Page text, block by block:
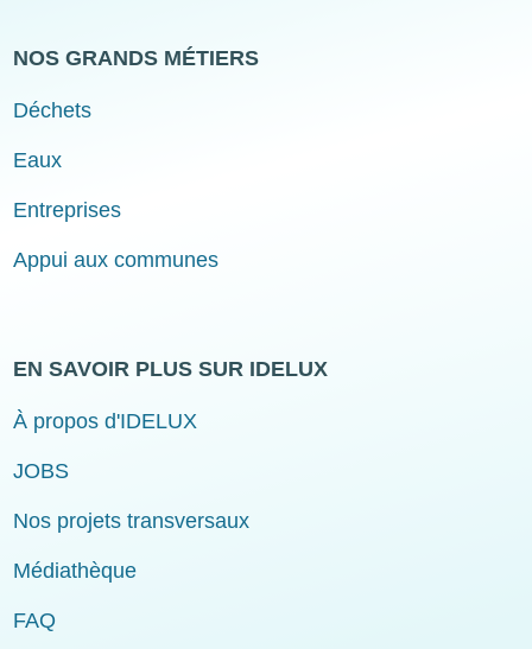
NOS GRANDS MÉTIERS
Déchets
Eaux
Entreprises
Appui aux communes
EN SAVOIR PLUS SUR IDELUX
À propos d'IDELUX
JOBS
Nos projets transversaux
Médiathèque
FAQ